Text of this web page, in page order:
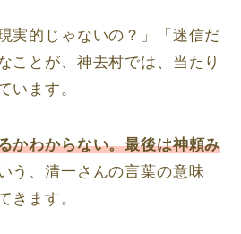
実的じゃないの？」「迷信だ
ことが、神去村では、当たり
います。
かわからない。最後は神頼み
う、清一さんの言葉の意味
きます。